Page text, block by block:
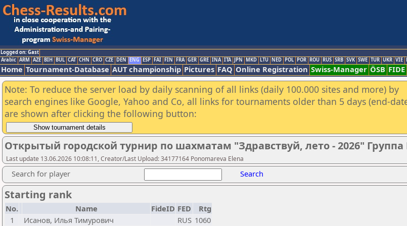
Logged on: Gast
Arabic ARM AZE BIH BUL CAT CHN CRO CZE DEN ENG ESP FAI FIN FRA GER GRE INA ITA JPN MKD LTU NED POL POR ROU RUS SRB SVK SWE TUR UKR VIE
Home Tournament-Database AUT championship Pictures FAQ Online Registration Swiss-Manager ÖSB FIDE
Note: To reduce the server load by daily scanning of all links (daily 100.000 sites and more) by
search engines like Google, Yahoo and Co, all links for tournaments older than 5 days (end-
are shown after clicking the following button:
Открытый городской турнир по шахматам "Здравствуй, лето - 2026" Группа
Last update 13.06.2026 10:08:11, Creator/Last Upload: 34177164 Ponomareva Elena
Search for player Search
Starting rank
No. Name FideID FED
Rtg
1
Исанов, Илья Тимурович RUS 1060